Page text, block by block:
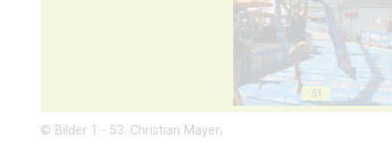
51
© Bilder 1 - 53: Christian Mayer;